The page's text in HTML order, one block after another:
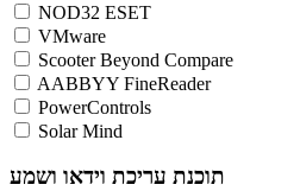
NOD32 ESET
VMware
Scooter Beyond Compare
AABBYY FineReader
PowerControls
Solar Mind
תוכנת עריכת וידאו ושמע